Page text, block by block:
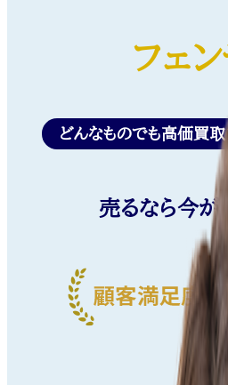
フェ
どんなものでも高価買取
売るなら今が